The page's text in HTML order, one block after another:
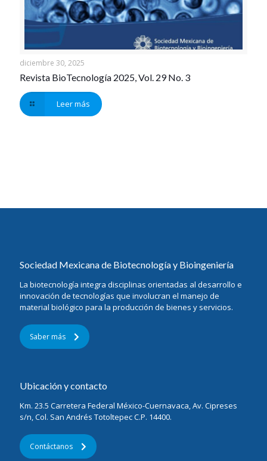
diciembre 30, 2025
Revista BioTecnología 2025, Vol. 29 No. 3
Leer más
Sociedad Mexicana de Biotecnología y Bioingeniería
La biotecnología integra disciplinas orientadas al desarrollo e
innovación de tecnologías que involucran el manejo de
material biológico para la producción de bienes y servicios.
Saber más
Ubicación y contacto
Km. 23.5 Carretera Federal México-Cuernavaca, Av. Cipreses
s/n, Col. San Andrés Totoltepec C.P. 14400.
Contáctanos